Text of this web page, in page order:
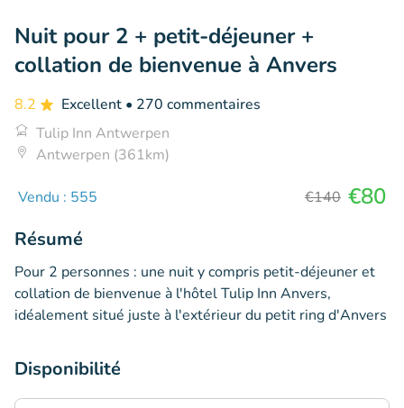
Nuit pour 2 + petit-déjeuner +
collation de bienvenue à Anvers
8.2 Excellent • 270 commentaires
Tulip Inn Antwerpen
Antwerpen (361km)
Vendu : 555 €140 €80
Résumé
Pour 2 personnes : une nuit y compris petit-déjeuner et
collation de bienvenue à l'hôtel Tulip Inn Anvers,
idéalement situé juste à l'extérieur du petit ring d'Anvers
Disponibilité